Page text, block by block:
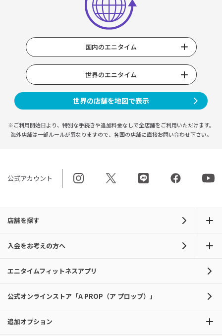
国内のエニタイム
世界のエニタイム
世界の店舗を地図で表示
※ご利用開始日より、特別な手続きや追加料金なしで全店舗をご利用いただけます。
海外店舗は一部ルールが異なりますので、 各国の店舗に直接お問い合わせ下さい。
公式アカウント
店舗を探す
入会をお考えの方へ
エニタイムフィットネスアプリ
公式オンラインストア「A PROP（ア プロップ）」
追加オプション